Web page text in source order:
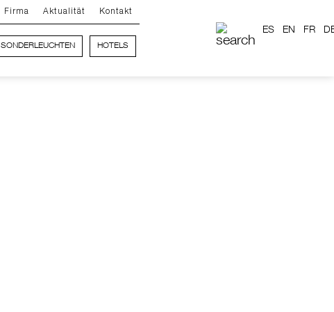
Firma Aktualität Kontakt
SONDERLEUCHTEN HOTELS
ES EN FR